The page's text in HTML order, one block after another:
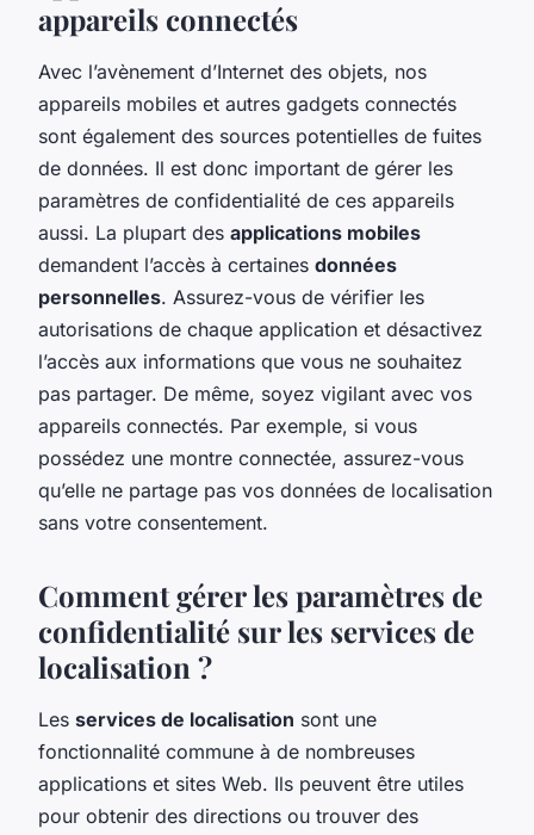
appareils connectés
Avec l’avènement d’Internet des objets, nos
appareils mobiles et autres gadgets connectés
sont également des sources potentielles de fuites
de données. Il est donc important de gérer les
paramètres de confidentialité de ces appareils
aussi. La plupart des applications mobiles
demandent l’accès à certaines données
personnelles. Assurez-vous de vérifier les
autorisations de chaque application et désactivez
l’accès aux informations que vous ne souhaitez
pas partager. De même, soyez vigilant avec vos
appareils connectés. Par exemple, si vous
possédez une montre connectée, assurez-vous
qu’elle ne partage pas vos données de localisation
sans votre consentement.
Comment gérer les paramètres de
confidentialité sur les services de
localisation ?
Les services de localisation sont une
fonctionnalité commune à de nombreuses
applications et sites Web. Ils peuvent être utiles
pour obtenir des directions ou trouver des